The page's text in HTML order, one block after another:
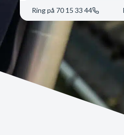
Ring på 70 15 33 44